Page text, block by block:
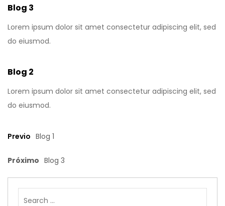
Blog 3
Lorem ipsum dolor sit amet consectetur adipiscing elit, sed
do eiusmod.
Blog 2
Lorem ipsum dolor sit amet consectetur adipiscing elit, sed
do eiusmod.
Previo Blog 1
Próximo Blog 3